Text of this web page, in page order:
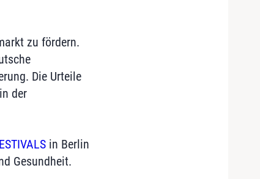
zu fördern.
Die Urteile
der
in Berlin
Gesundheit.